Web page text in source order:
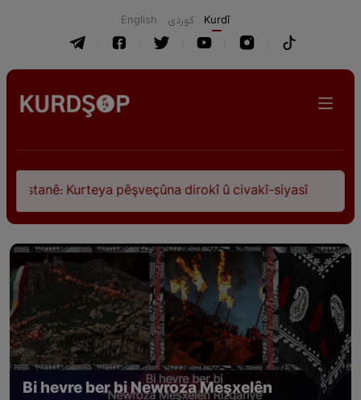
English كوردی Kurdî
Kurteya pêşveçûna dirokî û civakî-siyasî
Bi hevre ber bi Newroza Meşxelên